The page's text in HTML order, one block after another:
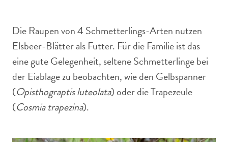
Die Raupen von 4 Schmetterlings-Arten nutzen
Elsbeer-Blätter als Futter. Für die Familie ist das
eine gute Gelegenheit, seltene Schmetterlinge bei
der Eiablage zu beobachten, wie den Gelbspanner
(Opisthograptis luteolata) oder die Trapezeule
(Cosmia trapezina).